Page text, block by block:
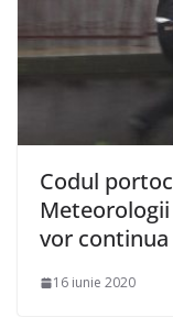
Codul
vor
16 iunie 2020